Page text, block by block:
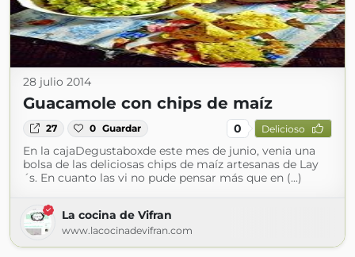
28 julio 2014
Guacamole con chips de maíz
27 0 Guardar 0 Delicioso
En la cajaDegustaboxde este mes de junio, venia una
bolsa de las deliciosas chips de maíz artesanas de Lay
´s. En cuanto las vi no pude pensar más que en (...)
La cocina de Vifran
www.lacocinadevifran.com